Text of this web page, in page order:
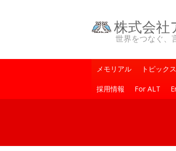
株式会社
世界をつなぐ、
メモリアル トピック
採用情報 For ALT